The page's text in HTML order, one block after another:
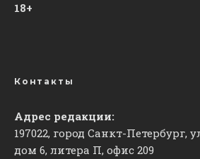
18+
Контакты
Адрес редакции:
197022, город Санкт-Петербург,
дом 6, литера П, офис 209